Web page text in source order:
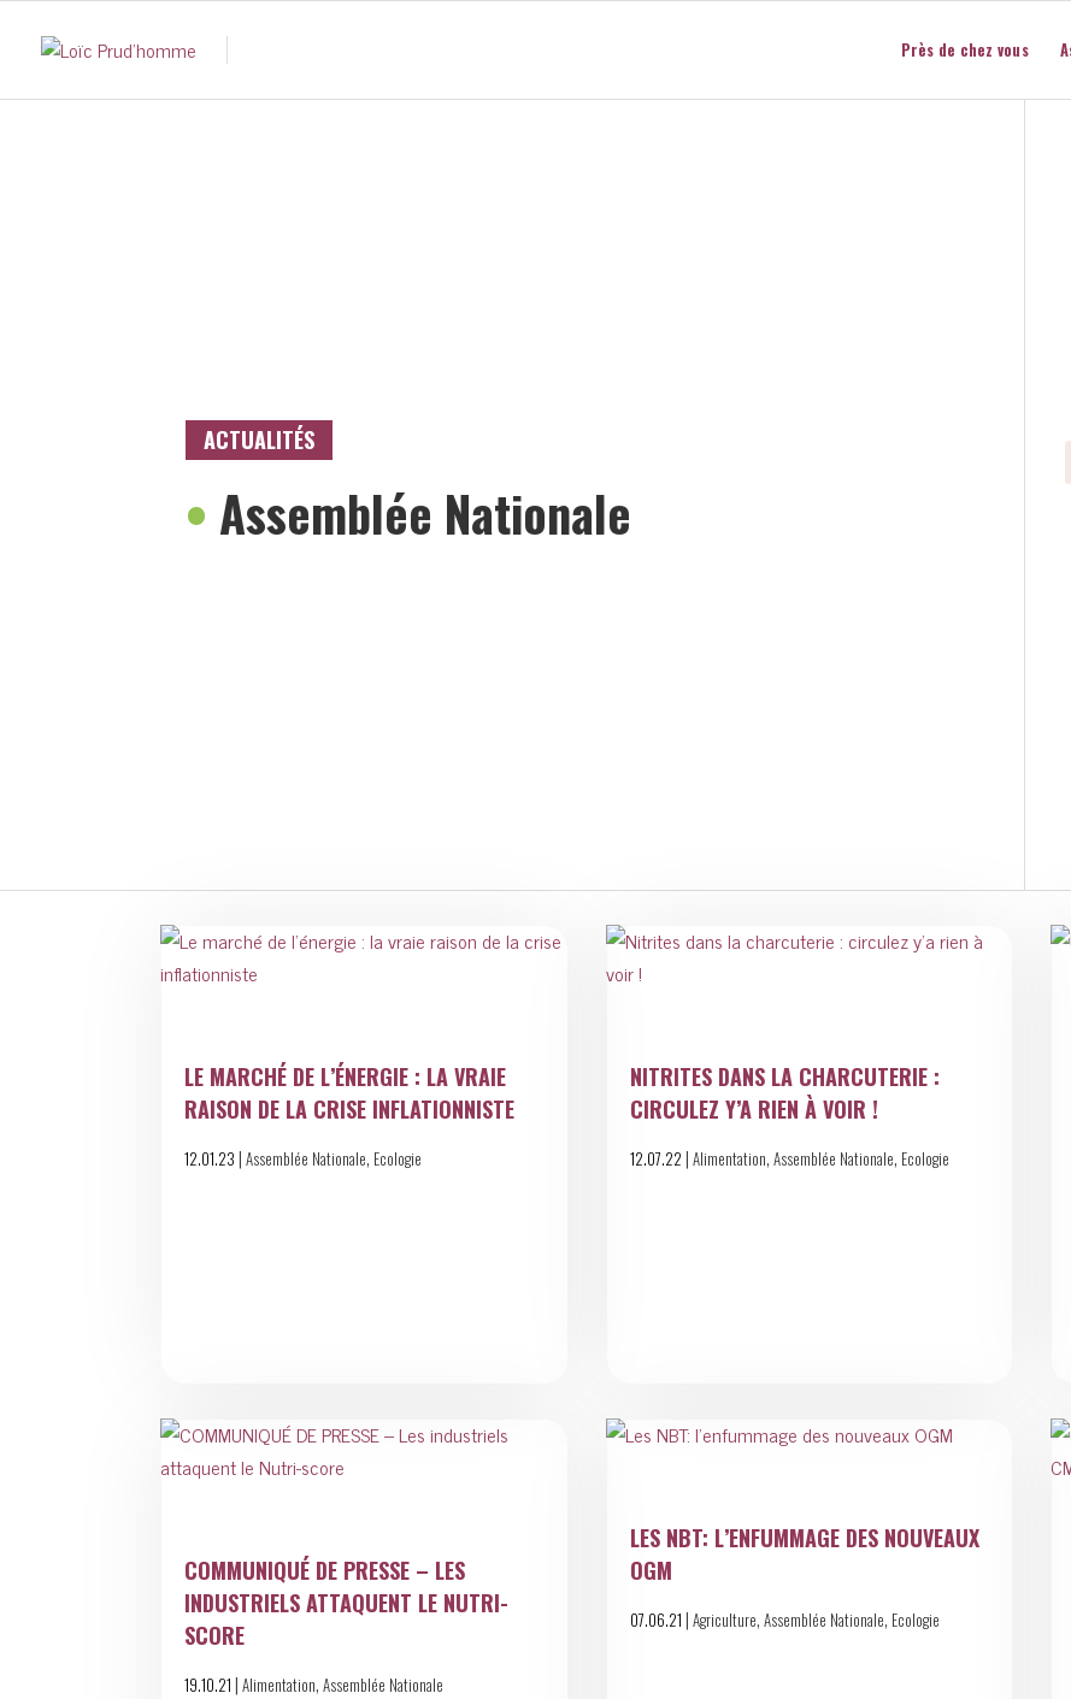
Près de chez vous
ACTUALITÉS
• Assemblée Nationale
LE MARCHÉ DE L’ÉNERGIE : LA VRAIE
RAISON DE LA CRISE INFLATIONNISTE
12.01.23 |Assemblée Nationale, Ecologie
COMMUNIQUÉ DE PRESSE – LES
INDUSTRIELS ATTAQUENT LE NUTRI-
SCORE
19.10.21 |Alimentation,Assemblée Nationale
NITRITES DANS LA CHARCUTERIE :
CIRCULEZ Y’A RIEN À VOIR !
12.07.22 | Alimentation, Assemblée Nationale, Ecologie
LES NBT: L’ENFUMMAGE DES NOUVEAUX
OGM
07.06.21 | Agriculture, Assemblée Nationale, Ecologie